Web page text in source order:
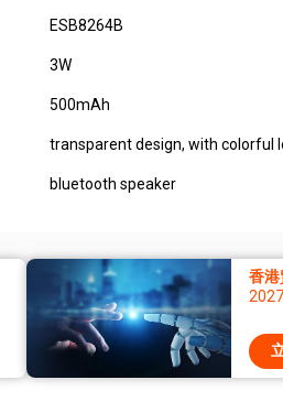
ESB8264B
3W
500mAh
transparent design, with colorful
bluetooth speaker
香港